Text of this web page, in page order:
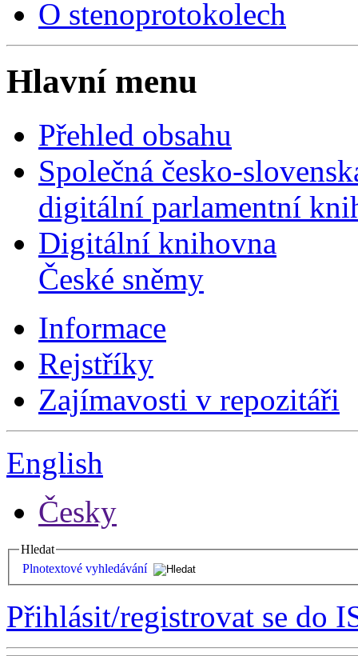
O stenoprotokolech
Hlavní menu
Přehled obsahu
Společná česko-
digitální parlamentní
Digitální knihovna
České sněmy
Informace
Rejstříky
Zajímavosti v repozitáři
English
Česky
Hledat
Plnotextové vyhledávání
Přihlásit/registrovat se do